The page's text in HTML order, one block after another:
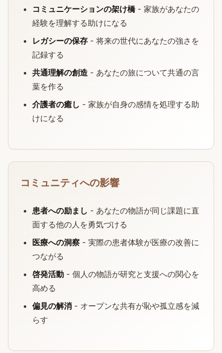
コミュニケーションの架け橋- 家族があなたの
経験を理解する助けになる
レガシーの保存 - 将来の世代にあなたの強さを
記録する
共通理解の創造 - あなたの旅について共通の言
葉を作る
介護者の癒し - 家族が自身の感情を処理する助
けになる
コミュニティへの影響
患者への励まし - あなたの物語が同じ課題に直
面する他の人を勇気づける
医療への洞察 - 実際の患者体験が医療の改善に
つながる
啓発活動 - 個人の物語が研究と支援への関心を
高める
偏見の解消 - オープンな共有が恥や孤立感を減
らす